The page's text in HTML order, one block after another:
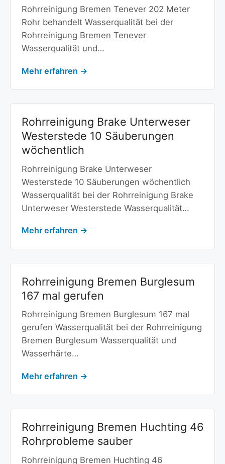
Rohrreinigung Bremen Tenever 202 Meter
Rohr behandelt Wasserqualität bei der
Rohrreinigung Bremen Tenever
Wasserqualität und…
Mehr erfahren →
Rohrreinigung Brake Unterweser
Westerstede 10 Säuberungen
wöchentlich
Rohrreinigung Brake Unterweser
Westerstede 10 Säuberungen wöchentlich
Wasserqualität bei der Rohrreinigung Brake
Unterweser Westerstede Wasserqualität…
Mehr erfahren →
Rohrreinigung Bremen Burglesum
167 mal gerufen
Rohrreinigung Bremen Burglesum 167 mal
gerufen Wasserqualität bei der Rohrreinigung
Bremen Burglesum Wasserqualität und
Wasserhärte…
Mehr erfahren →
Rohrreinigung Bremen Huchting 46
Rohrprobleme sauber
Rohrreinigung Bremen Huchting 46